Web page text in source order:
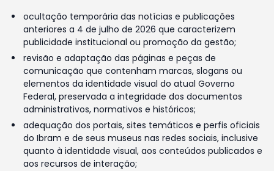
ocultação temporária das notícias e publicações
anteriores a 4 de julho de 2026 que caracterizem
publicidade institucional ou promoção da gestão;
revisão e adaptação das páginas e peças de
comunicação que contenham marcas, slogans ou
elementos da identidade visual do atual Governo
Federal, preservada a integridade dos documentos
administrativos, normativos e históricos;
adequação dos portais, sites temáticos e perfis oficiais
do Ibram e de seus museus nas redes sociais, inclusive
quanto à identidade visual, aos conteúdos publicados e
aos recursos de interação;